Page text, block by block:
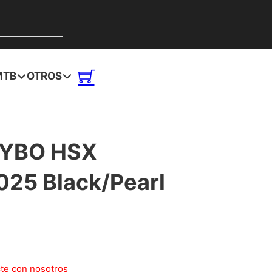
OTROS
HSX
Black/Pearl
con nosotros